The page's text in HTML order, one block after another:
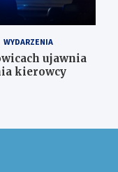
WYDARZENIA
ujawnia
kierowcy